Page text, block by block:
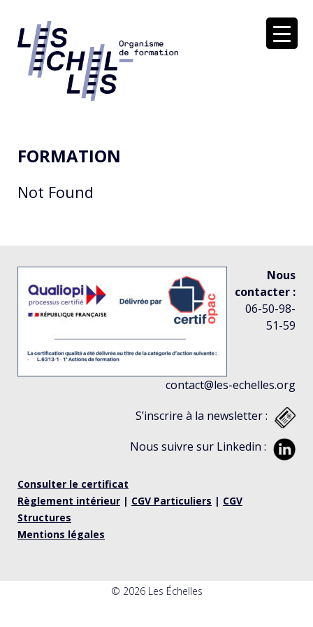
FORMATION
Not Found
Nous
contacter :
06-50-98-
51-59
contact@les-echelles.org
S’inscrire à la newsletter :
Nous suivre sur Linkedin :
Consulter le certificat
Règlement intérieur | CGV Particuliers | CGV
Structures
Mentions légales
© 2026 Les Échelles